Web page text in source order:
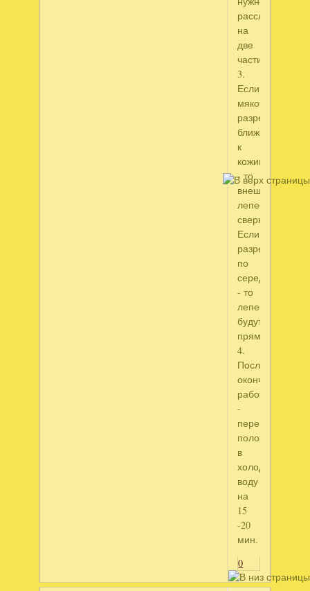
расслоить
на
две
части.
3.
Если
мякоть
разрезать
ближе
к
кожице
- то
внешние
лепестки
свернутся.
Если
разрезать
по
середине
- то
лепестки
будут
прямыми.
4.
После
окончании
работы
-
перец
положить
в
холодную
воду
на
15
-20
мин.
0